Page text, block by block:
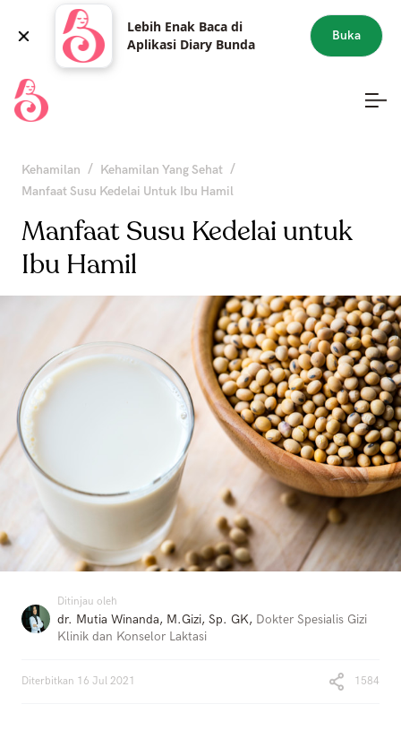
Lebih Enak Baca di
Aplikasi Diary Bunda
Buka
Kehamilan / Kehamilan Yang Sehat /
Manfaat Susu Kedelai Untuk Ibu Hamil
Manfaat Susu Kedelai untuk
Ibu Hamil
Ditinjau oleh
dr. Mutia Winanda, M.Gizi, Sp. GK, Dokter Spesialis Gizi
Klinik dan Konselor Laktasi
Diterbitkan 16 Jul 2021 1584